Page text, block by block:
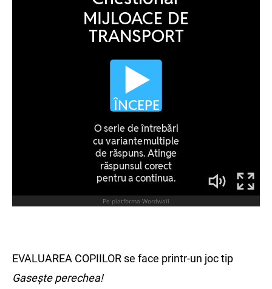
EVALUAREA COPIILOR se face printr-un joc tip
Gasește perechea!